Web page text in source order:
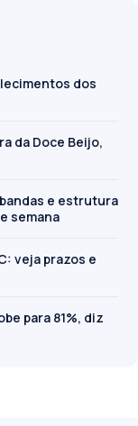
dos
da Doce Beijo,
e estrutura
semana
veja prazos e
para 81%, diz